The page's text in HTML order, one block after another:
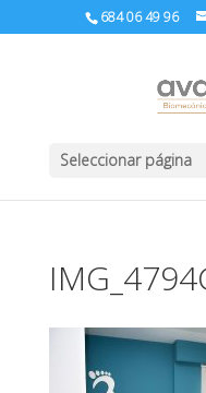
684 06 49 96
Seleccionar página